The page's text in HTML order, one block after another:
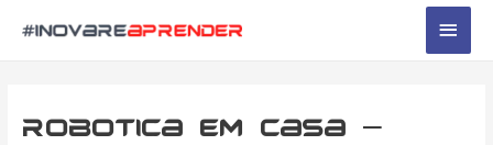
Robotica em casa –